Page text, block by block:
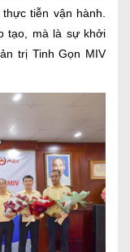
tiễn vận hành.
tạo, mà là sự khởi
trị Tinh Gọn MIV